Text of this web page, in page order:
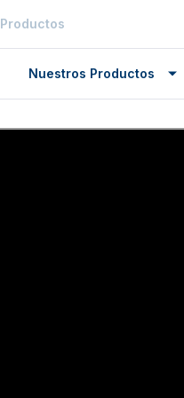
Productos
Nuestros Productos